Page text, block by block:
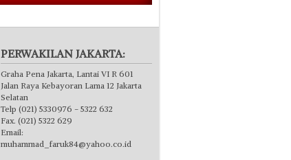
PERWAKILAN JAKARTA:
Graha Pena Jakarta, Lantai VI R 601
Jalan Raya Kebayoran Lama 12 Jakarta
Selatan
Telp (021) 5330976 - 5322 632
Fax. (021) 5322 629
Email:
muhammad_faruk84@yahoo.co.id